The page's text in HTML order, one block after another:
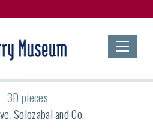
3D pieces
Solozabal and Co.